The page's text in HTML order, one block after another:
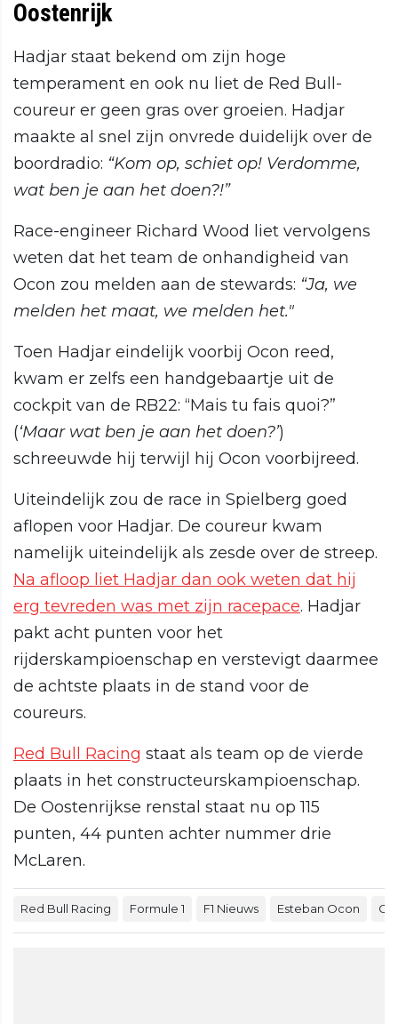
Oostenrijk
Hadjar staat bekend om zijn hoge
temperament en ook nu liet de Red Bull-
coureur er geen gras over groeien. Hadjar
maakte al snel zijn onvrede duidelijk over de
boordradio: “Kom op, schiet op! Verdomme,
wat ben je aan het doen?!”
Race-engineer Richard Wood liet vervolgens
weten dat het team de onhandigheid van
Ocon zou melden aan de stewards: “Ja, we
melden het maat, we melden het."
Toen Hadjar eindelijk voorbij Ocon reed,
kwam er zelfs een handgebaartje uit de
cockpit van de RB22: “Mais tu fais quoi?”
(‘Maar wat ben je aan het doen?’)
schreeuwde hij terwijl hij Ocon voorbijreed.
Uiteindelijk zou de race in Spielberg goed
aflopen voor Hadjar. De coureur kwam
namelijk uiteindelijk als zesde over de streep.
Na afloop liet Hadjar dan ook weten dat hij
erg tevreden was met zijn racepace. Hadjar
pakt acht punten voor het
rijderskampioenschap en verstevigt daarmee
de achtste plaats in de stand voor de
coureurs.
Red Bull Racing staat als team op de vierde
plaats in het constructeurskampioenschap.
De Oostenrijkse renstal staat nu op 115
punten, 44 punten achter nummer drie
McLaren.
Red Bull Racing Formule 1 F1 Nieuws Esteban Ocon